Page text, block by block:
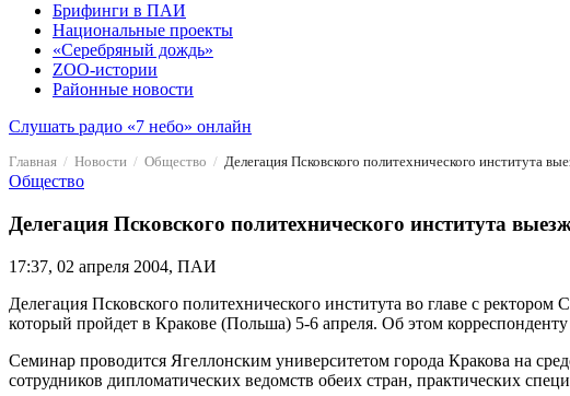
Брифинги в ПАИ
Национальные проекты
«Серебряный дождь»
ZOO-истории
Районные новости
Слушать радио «7 небо» онлайн
Главная Новости Общество Делегация Псковского политехнического института
Общество
Делегация Псковского политехнического института
17:37, 02 апреля 2004, ПАИ
Делегация Псковского политехнического института во главе с
который пройдет в Кракове (Польша) 5-6 апреля. Об этом
Семинар проводится Ягеллонским университетом города Кракова на
сотрудников дипломатических ведомств обеих стран, практических